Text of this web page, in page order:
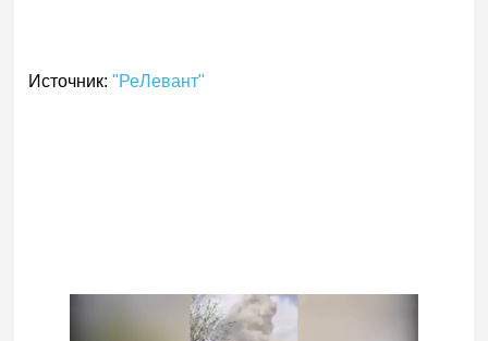
Источник:"РеЛевант"